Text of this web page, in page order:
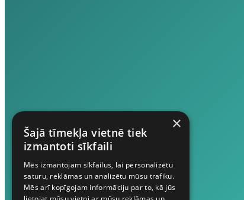
×
Šajā tīmekļa vietnē tiek
izmantoti sīkfaili
Mēs izmantojam sīkfailus, lai personalizētu
saturu, reklāmas un analizētu mūsu trafiku.
Mēs arī kopīgojam informāciju par to, kā jūs